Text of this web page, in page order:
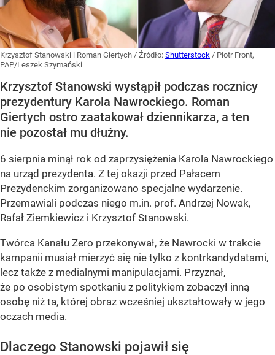
Krzysztof Stanowski i Roman Giertych / Źródło: Shutterstock / Piotr Front,
PAP/Leszek Szymański
Krzysztof Stanowski wystąpił podczas rocznicy
prezydentury Karola Nawrockiego. Roman
Giertych ostro zaatakował dziennikarza, a ten
nie pozostał mu dłużny.
6 sierpnia minął rok od zaprzysiężenia Karola Nawrockiego
na urząd prezydenta. Z tej okazji przed Pałacem
Prezydenckim zorganizowano specjalne wydarzenie.
Przemawiali podczas niego m.in. prof. Andrzej Nowak,
Rafał Ziemkiewicz i Krzysztof Stanowski.
Twórca Kanału Zero przekonywał, że Nawrocki w trakcie
kampanii musiał mierzyć się nie tylko z kontrkandydatami,
lecz także z medialnymi manipulacjami. Przyznał,
że po osobistym spotkaniu z politykiem zobaczył inną
osobę niż ta, której obraz wcześniej ukształtowały w jego
oczach media.
Dlaczego Stanowski pojawił się